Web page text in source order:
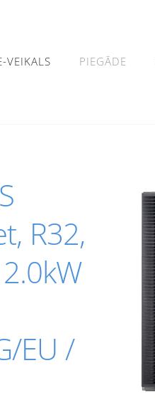
VEIKALS PIEGĀDE
R32,
EU /